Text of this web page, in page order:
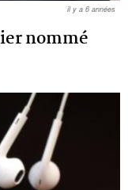
nommé
il y a 6 années